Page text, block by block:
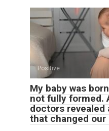
Positive
My baby was
not fully formed.
doctors revealed
that changed our